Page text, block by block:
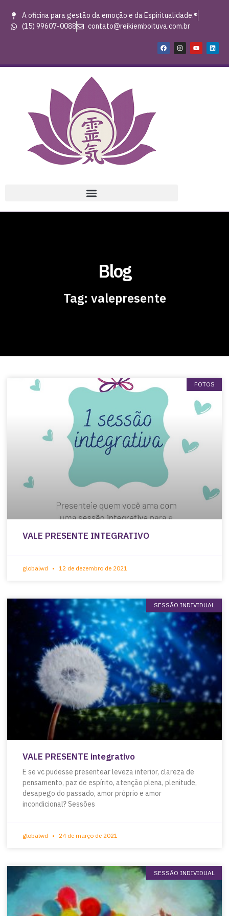
A oficina para gestão da emoção e da Espiritualidade.®
(15) 99607-0088
contato@reikiemboituva.com.br
Blog
Tag: valepresente
FOTOS
VALE PRESENTE INTEGRATIVO
globalwd 12 de dezembro de 2021
SESSÃO INDIVIDUAL
VALE PRESENTE integrativo
E se vc pudesse presentear leveza interior, clareza de
pensamento, paz de espírito, atenção plena, plenitude,
desapego do passado, amor próprio e amor
incondicional? Sessões
globalwd 24 de março de 2021
SESSÃO INDIVIDUAL